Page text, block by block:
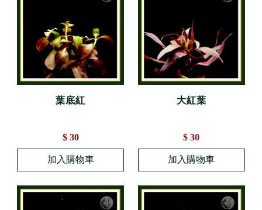
葉底紅
$ 30
大紅葉
$ 30